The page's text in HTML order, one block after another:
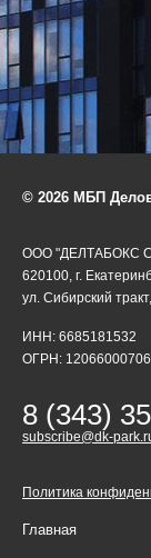
© 2026 МБП
ООО "ДЕЛТАБОКС
620100, г.
ул. Сибирский
ИНН: 6685181532
ОГРН:
8 (343)
subscribe@dk-
Политика
Главная